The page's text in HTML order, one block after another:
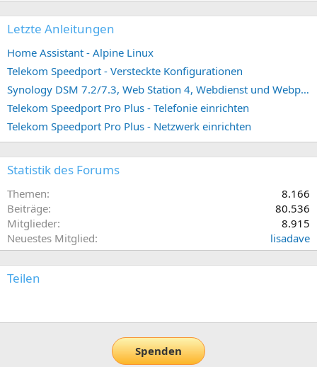
Letzte Anleitungen
Home Assistant - Alpine Linux
Telekom Speedport - Versteckte Konfigurationen
Synology DSM 7.2/7.3, Web Station 4, Webdienst und Webportal erstellen (ehemals vHost)
Telekom Speedport Pro Plus - Telefonie einrichten
Telekom Speedport Pro Plus - Netzwerk einrichten
Statistik des Forums
Themen
8.166
Beiträge
80.536
Mitglieder
8.915
Neuestes Mitglied
lisadave
Teilen
Spenden